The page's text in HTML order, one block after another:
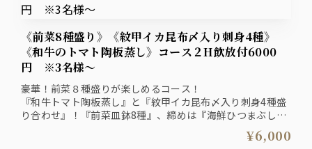
《前菜8種盛り》《紋甲イカ昆布〆入り刺身4種》
《和牛のトマト陶板蒸し》コース２H飲放付6000
円 ※3名様～
豪華！前菜８種盛りが楽しめるコース！
『和牛トマト陶板蒸し』と『紋甲イカ昆布〆入り刺身4種盛
り合わせ』！『前菜皿鉢8種』、締めは『海鮮ひつまぶし』
ザ・プレミアム・モルツ入り２時間飲み放題付きプラン
¥6,000